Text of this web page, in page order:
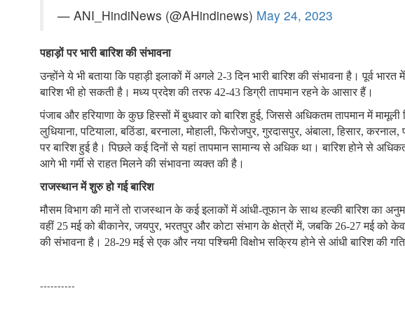
— ANI_HindiNews (@AHindinews) May 24, 2023
पहाड़ों पर भारी बारिश की संभावना
उन्होंने ये भी बताया कि पहाड़ी इलाकों में अगले 2-3 दिन भारी बारिश की संभावना है। पूर्व
बारिश भी हो सकती है। मध्य प्रदेश की तरफ 42-43 डिग्री तापमान रहने के आसार हैं।
पंजाब और हरियाणा के कुछ हिस्सों में बुधवार को बारिश हुई, जिससे अधिकतम तापमान में
लुधियाना, पटियाला, बठिंडा, बरनाला, मोहाली, फिरोजपुर, गुरदासपुर, अंबाला, हिसार,
पर बारिश हुई है। पिछले कई दिनों से यहां तापमान सामान्य से अधिक था। बारिश होने से
आगे भी गर्मी से राहत मिलने की संभावना व्यक्त की है।
राजस्थान में शुरु हो गई बारिश
मौसम विभाग की मानें तो राजस्थान के कई इलाकों में आंधी-तूफान के साथ हल्की बारिश का
वहीं 25 मई को बीकानेर, जयपुर, भरतपुर और कोटा संभाग के क्षेत्रों में, जबकि 26-27 मई को
की संभावना है। 28-29 मई से एक और नया पश्चिमी विक्षोभ सक्रिय होने से आंधी बारिश की
----------